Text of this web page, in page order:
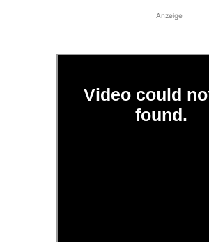
Anzeige